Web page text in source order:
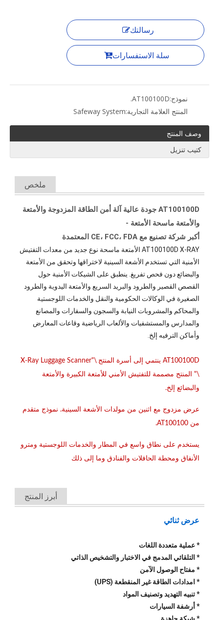
رسالتك
سلة الاستفسارات
نموذج:AT100100D.
المنتج العلامة التجارية:Safeway System
وصف المنتج
كتيب تنزيل
ملخص
AT100100D جودة عالية آلة أمن الطاقة المزدوجة والأمتعة
والأمتعة ماسحة الأمتعة -
أكبر شركة تصنيع مع CE، FCC، FDA المعتمدة
AT100100D X-RAY الأمتعة ماسحة نوع جديد من معدات التفتيش
الأمنية التي تستخدم الأشعة السينية لاختراقها وتحقق من الأمتعة
والبضائع دون فحص تفريغ. ينطبق على الشيكات الأمنية حول
القصص القصير والطرود والبريد السريع والأمتعة اليدوية والطرود
الصغيرة في الوكالات الحكومية والنقل والخدمات اللوجستية
والمحاكم والمشروبات النيابة والسجون والسفارات والمصانع
والمدارس والمستشفيات والألعاب الرياضية وقاعات المعارض
وأماكن الترفيه إلخ.
AT100100D ينتمي إلى أسرة المنتج \"X-Ray Luggage Scanner
\" المنتج مصممة للتفتيش الأمني ​​للأمتعة الكبيرة والأمتعة
والبضائع إلخ.
عرض مزدوج مع اثنين من مولدات الأشعة السينية. نموذج متقدم
من AT100100.
يستخدم على نطاق واسع في المطار والخدمات اللوجستية ومترو
الأنفاق ومحطة الحافلات والفنادق وما إلى ذلك
أبرز المنتج
عرض ثنائي
* عملية متعددة اللغات
* التلقائي المدمج في الاختبار والتشخيص الذاتي
* مفتاح الوصول الآمن
* امدادات الطاقة غير المنقطعة (UPS)
* تنبيه التهديد وتصنيف المواد
* أرشفة السيارات